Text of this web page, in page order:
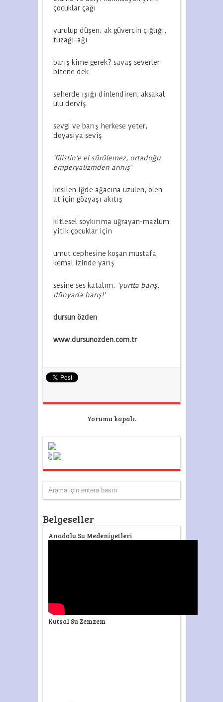
çocuklar çağı
vurulup düşen; ak güvercin çığlığı,
tuzağı-ağı
barış kime gerek? savaş severler
bitene dek
seherde ışığı dinlendiren, aksakal
ulu derviş
sevgi ve barış herkese yeter,
doyasıya seviş
‘filistin’e el sürülemez, ortadoğu
emperyalizmden arınış’
kesilen iğde ağacına üzülen, ölen
at için gözyaşı akıtış
kitlesel soykırıma uğrayan-mazlum
yitik çocuklar için
umut cephesine koşan mustafa
kemal izinde yarış
sesine ses katalım: ‘yurtta barış,
dünyada barış!’
dursun özden
www.dursunozden.com.tr
Yoruma kapalı.
Belgeseller
Anadolu Su Medeniyetleri
Kutsal Su Zemzem